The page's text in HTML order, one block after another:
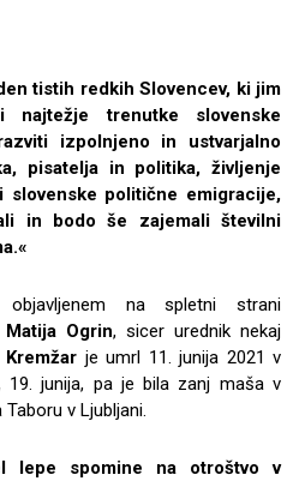
tistih redkih Slovencev, ki jim
trenutke slovenske
izpolnjeno in ustvarjalno
pisatelja in politika, življenje
slovenske politične emigracije,
in bodo še zajemali številni
na spletni strani
Matija Ogrin, sicer urednik nekaj
Kremžar je umrl 11. junija 2021 v
19. junija, pa je bila zanj maša v
v Ljubljani.
lepe spomine na otroštvo v